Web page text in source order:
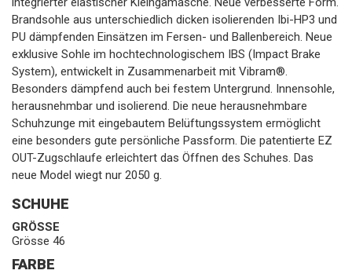
Brandsohle aus unterschiedlich dicken isolierenden Ibi-HP3 und
PU dämpfenden Einsätzen im Fersen- und Ballenbereich. Neue
exklusive Sohle im hochtechnologischem IBS (Impact Brake
System), entwickelt in Zusammenarbeit mit Vibram®.
Besonders dämpfend auch bei festem Untergrund. Innensohle,
herausnehmbar und isolierend. Die neue herausnehmbare
Schuhzunge mit eingebautem Belüftungssystem ermöglicht
eine besonders gute persönliche Passform. Die patentierte EZ
OUT-Zugschlaufe erleichtert das Öffnen des Schuhes. Das
neue Model wiegt nur 2050 g.
SCHUHE
GRÖSSE
Grösse 46
FARBE